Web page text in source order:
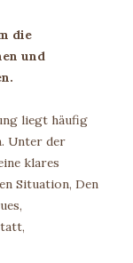
die
und
liegt häufig
Unter der
klares
Situation, Den